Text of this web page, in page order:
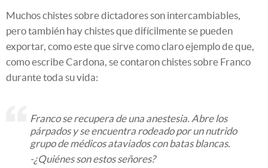
Muchos chistes sobre dictadores son intercambiables,
pero también hay chistes que difícilmente se pueden
exportar, como este que sirve como claro ejemplo de que,
como escribe Cardona, se contaron chistes sobre Franco
durante toda su vida:
Franco se recupera de una anestesia. Abre los
párpados y se encuentra rodeado por un nutrido
grupo de médicos ataviados con batas blancas.
-¿Quiénes son estos señores?